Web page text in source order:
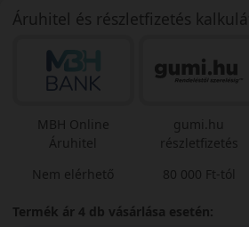
Áruhitel és részletfizetés
MBH Online
Áruhitel
Nem elérhető
gumi.hu
részletfizetés
80 000 Ft-tól
Termék ár 4 db vásárlása esetén: